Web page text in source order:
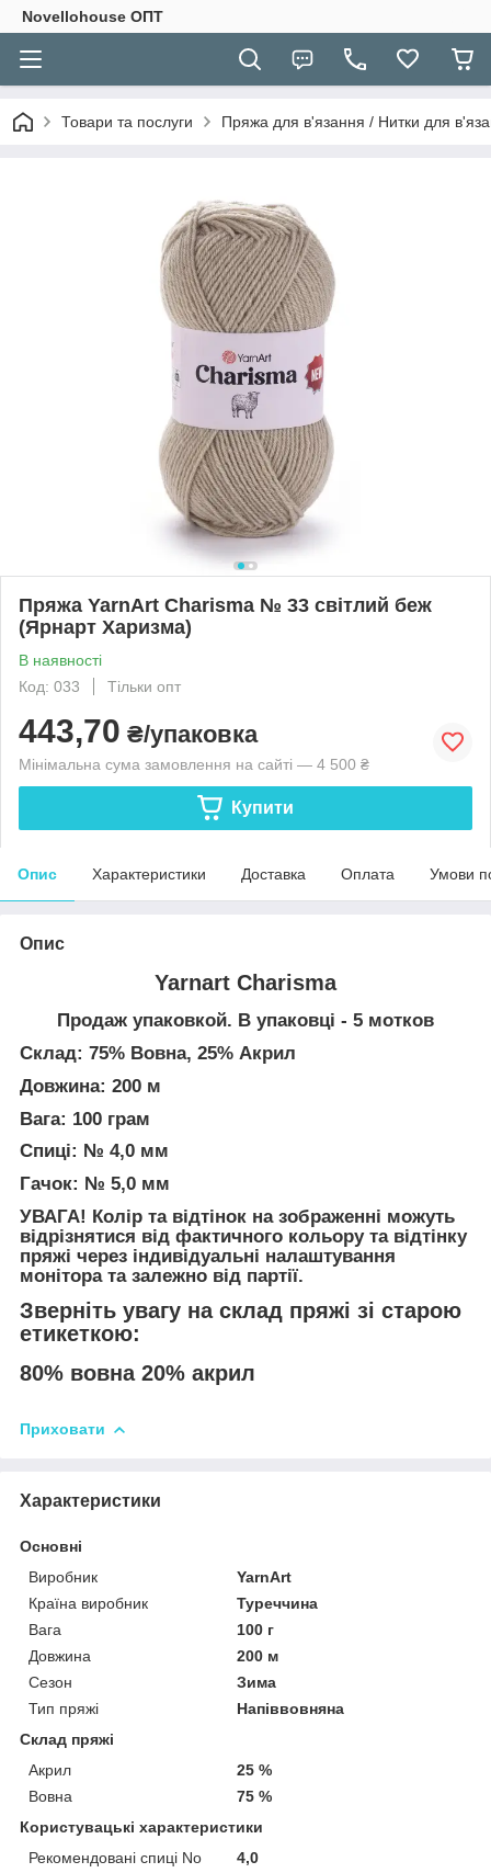
Novellohouse ОПТ
Товари та послуги Пряжа для в'язання / Нитки для
Пряжа YarnArt Charisma № 33 світлий беж
(Ярнарт Харизма)
В наявності
Код: 033
Тільки опт
443,70 ₴/упаковка
Мінімальна сума замовлення на сайті — 4 500 ₴
Купити
Опис Характеристики Доставка Оплата Умови
Опис
Yarnart Charisma
Продаж упаковкой. В упаковці - 5 мотков
Склад: 75% Вовна, 25% Акрил
Довжина: 200 м
Вага: 100 грам
Спиці: № 4,0 мм
Гачок: № 5,0 мм
УВАГА! Колір та відтінок на зображенні можуть
відрізнятися від фактичного кольору та відтінку
пряжі через індивідуальні налаштування
монітора та залежно від партії.
Зверніть увагу на склад пряжі зі старою
етикеткою:
80% вовна 20% акрил
Приховати
Характеристики
Основні
Виробник
YarnArt
Країна виробник
Туреччина
Вага
100 г
Довжина
200 м
Сезон
Зима
Тип пряжі
Напіввовняна
Склад пряжі
Акрил
25 %
Вовна
75 %
Користувацькі характеристики
Рекомендовані спиці No
4,0